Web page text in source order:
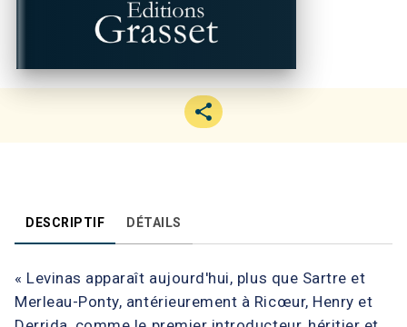
DESCRIPTIF DÉTAILS
« Levinas apparaît aujourd'hui, plus que Sartre et
Merleau-Ponty, antérieurement à Ricœur, Henry et